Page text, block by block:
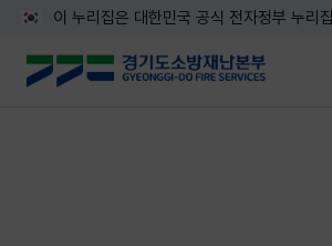
이 누리집은 대한민국 공식 전자정부 누리